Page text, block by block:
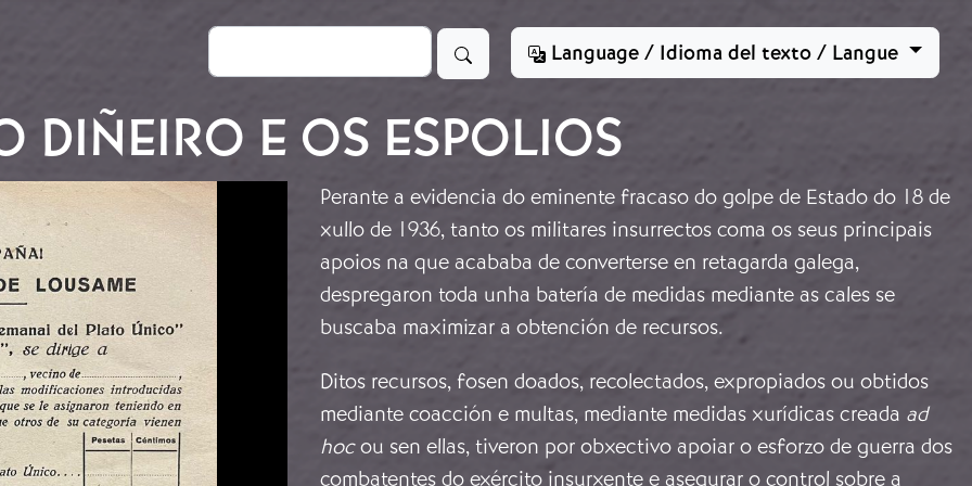
Buscar
Language / Idioma del texto / Langue
DIÑEIRO E OS ESPOLIOS
Perante a evidencia do eminente fracaso do golpe de Estado do 18 de
xullo de 1936, tanto os militares insurrectos coma os seus principais
apoios na que acababa de converterse en retagarda galega,
despregaron toda unha batería de medidas mediante as cales se
buscaba maximizar a obtención de recursos.
Ditos recursos, fosen doados, recolectados, expropiados ou obtidos
mediante coacción e multas, mediante medidas xurídicas creada ad
hocou sen ellas, tiveron por obxectivo apoiar o esforzo de guerra dos
combatentes do exército insurxente e asegurar o control sobre a